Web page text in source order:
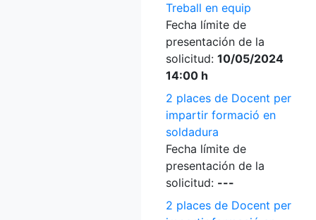
Treball en equip
Fecha límite de
presentación de la
solicitud: 10/05/2024
14:00 h
2 places de Docent per
impartir formació en
soldadura
Fecha límite de
presentación de la
solicitud: ---
2 places de Docent per